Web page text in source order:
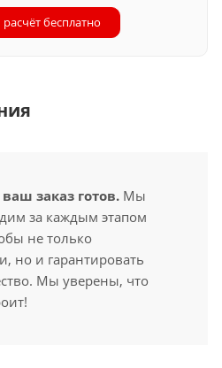
бесплатно
заказ готов. Мы
за каждым этапом
не только
но и гарантировать
Мы уверены, что